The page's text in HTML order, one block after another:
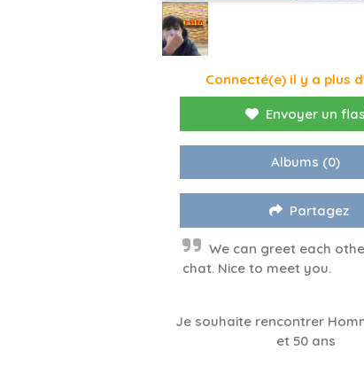
Connecté(e) il y a plus
Envoyer un
Albums (0)
Partagez
We can greet each
chat. Nice to meet you.
Je souhaite rencontrer
et 50 ans